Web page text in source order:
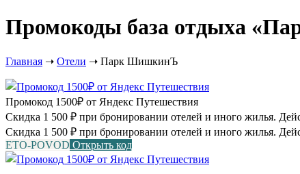
Промокоды база отдыха
Главная ➝ Отели ➝ Парк ШишкинЪ
Промокод 1500₽ от Яндекс Путешествия
Скидка 1 500 ₽ при бронировании отелей и иного жилья.
Скидка 1 500 ₽ при бронировании отелей и иного жилья.
ETO-POVOD Открыть код